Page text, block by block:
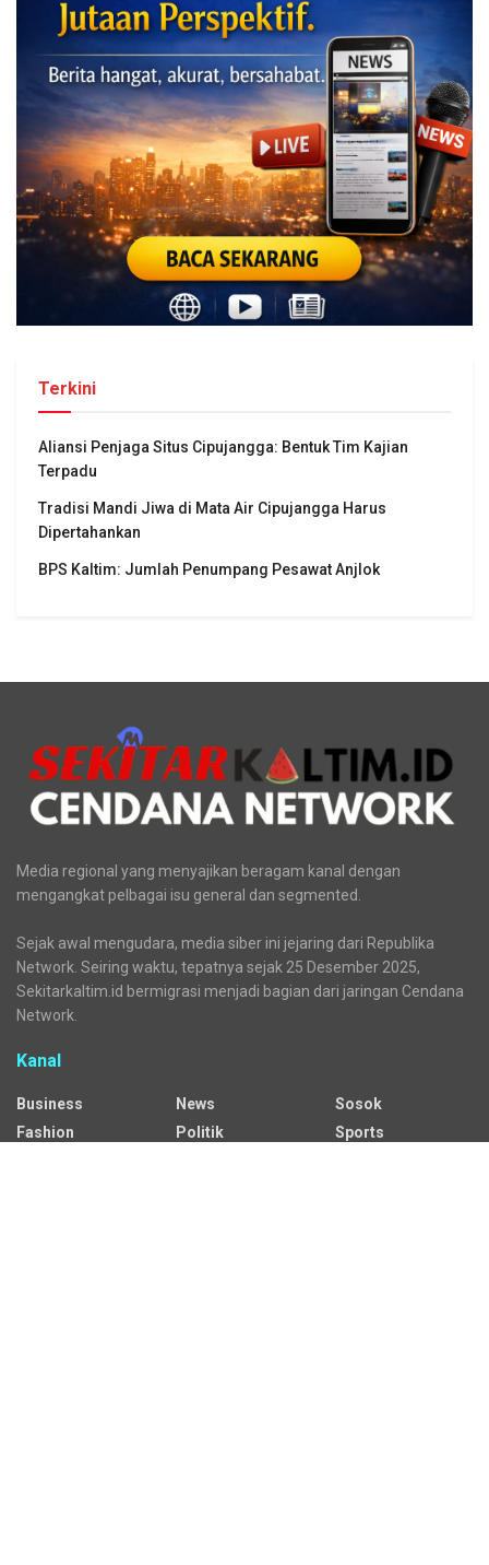
Terkini
Aliansi Penjaga Situs Cipujangga: Bentuk Tim Kajian
Terpadu
Tradisi Mandi Jiwa di Mata Air Cipujangga Harus
Dipertahankan
BPS Kaltim: Jumlah Penumpang Pesawat Anjlok
Media regional yang menyajikan beragam kanal dengan
mengangkat pelbagai isu general dan segmented.
Sejak awal mengudara, media siber ini jejaring dari Republika
Network. Seiring waktu, tepatnya sejak 25 Desember 2025,
Sekitarkaltim.id bermigrasi menjadi bagian dari jaringan Cendana
Network.
Kanal
Business
Fashion
News
Politik
Sosok
Sports